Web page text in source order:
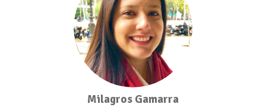
Milagros Gamarra